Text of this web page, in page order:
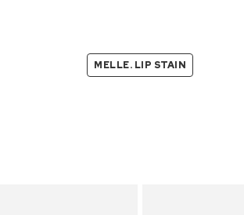
MELLE. LIP STAIN